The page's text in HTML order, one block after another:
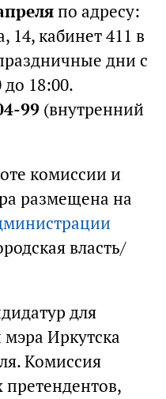
по адресу:
14, кабинет 411 в
дни с
до 18:00.
99 (внутренний
комиссии и
размещена на
власть/
для
Иркутска
Комиссия
претендентов,